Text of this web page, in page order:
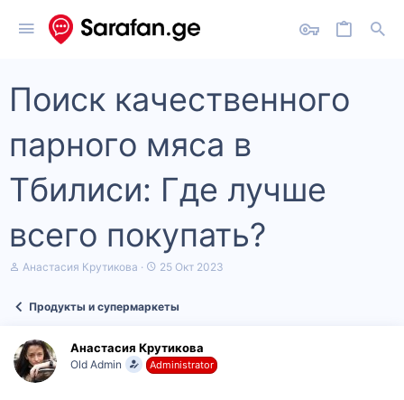
Поиск качественного
парного мяса в
Тбилиси: Где лучше
всего покупать?
А
т
е
м
ы
Анастасия Крутикова
Д
а
ч
а
25 Окт 2023
Продукты и супермаркеты
Анастасия Крутикова
Old Admin Administrator